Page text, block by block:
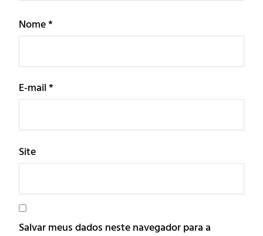
Nome*
E-mail*
Site
Salvar meus dados neste navegador para a